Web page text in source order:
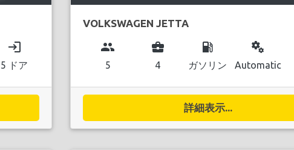
login
5 ドア
VOLKSWAGEN JETTA
group
5
business_center
4
local_gas_station
ガソリン
miscellaneous_services
Automatic
詳細表示...